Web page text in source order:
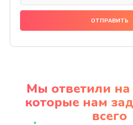
Замена
1000 руб.
Заказать
Профилактическая
Мы ответили
которые нам
всего